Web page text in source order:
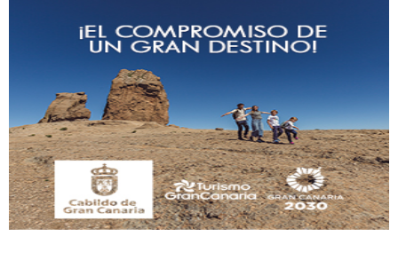
Adopción urgente
Busco adopción responsable para mi perra. Pastor alemán, hembra, 4 años. Por
motivos personales ...
Leales.org » Gran Canaria
6.7.2025